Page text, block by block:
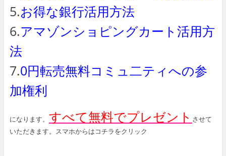
5.お得な銀行活用方法
6.アマゾンショピングカート活用方
法
7.0円転売無料コミュ二ティへの参
加権利
になります。 すべて無料でプレゼント させて
いただきます。スマホからはコチラをクリック